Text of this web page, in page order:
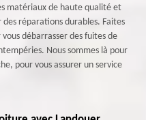
matériaux de haute qualité et
réparations durables. Faites
débarrasser des fuites de
Nous sommes là pour
pour vous assurer un service